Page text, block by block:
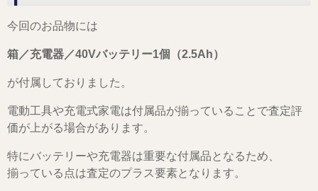
今回のお品物には
箱／充電器／40Vバッテリー1個（2.5Ah）
が付属しておりました。
電動工具や充電式家電は付属品が揃っていることで査定評
価が上がる場合があります。
特にバッテリーや充電器は重要な付属品となるため、
揃っている点は査定のプラス要素となります。